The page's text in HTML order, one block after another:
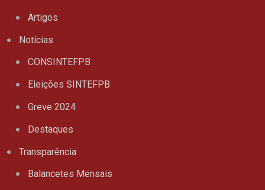
Artigos
Notícias
CONSINTEFPB
Eleições SINTEFPB
Greve 2024
Destaques
Transparência
Balancetes Mensais